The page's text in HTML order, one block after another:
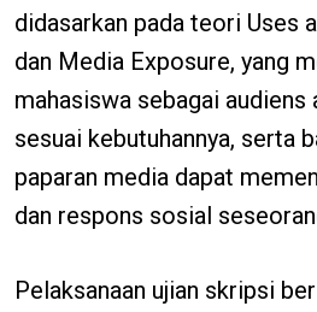
didasarkan pada teori Uses
dan Media Exposure, yang
mahasiswa sebagai
sesuai kebutuhannya, serta
paparan media dapat
dan respons sosial
Pelaksanaan ujian skripsi